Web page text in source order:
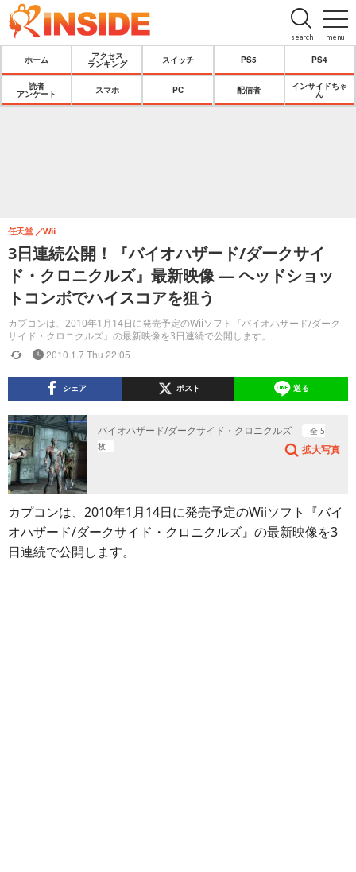
menu
search
ホーム
アクセス
ランキング
スイッチ PS5 PS4
読者
アンケート
スマホ PC 配信者
インサイドちゃ
ん
3日連続公開！『バイオハザード/ダークサイ
ド・クロニクルズ』最新映像 ― ヘッドショッ
トコンボでハイスコアを狙う
カプコンは、2010年1月14日に発売予定のWiiソフト『バイオハザード/ダーク
サイド・クロニクルズ』の最新映像を3日連続で公開します。
任天堂 Wii
2010.1.7 Thu 22:05
シェア ポスト 送る
バイオハザード/ダークサイド・クロニクルズ
全 5
枚
拡大写真
カプコンは、2010年1月14日に発売予定のWiiソフト『バイ
オハザード/ダークサイド・クロニクルズ』の最新映像を3
日連続で公開します。